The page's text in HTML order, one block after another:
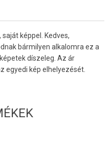
képpel. Kedves,
bármilyen alkalomra ez a
díszeleg. Az ár
egyedi kép elhelyezését.